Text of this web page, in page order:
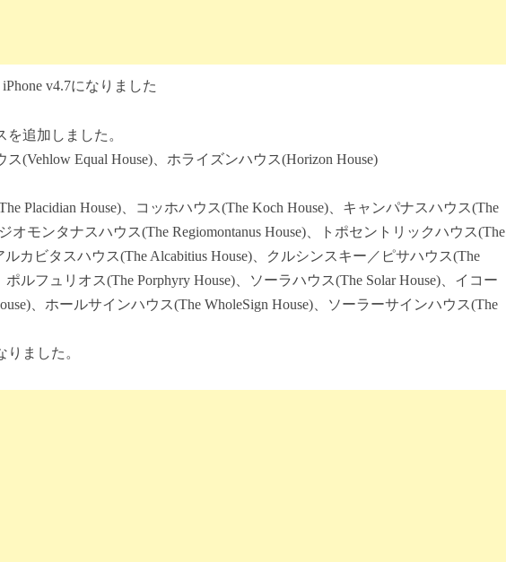
v4.7になりました
追加しました。
(Vehlow Equal House)、ホライズンハウス(Horizon House)
Placidian House)、コッホハウス(The Koch House)、キャンパナスハウス(The
オモンタナスハウス(The Regiomontanus House)、トポセントリックハウス(The
ルカビタスハウス(The Alcabitius House)、クルシンスキー／ピサハウス(The
ポルフュリオス(The Porphyry House)、ソーラハウス(The Solar House)、イコー
、ホールサインハウス(The WholeSign House)、ソーラーサインハウス(The
ました。